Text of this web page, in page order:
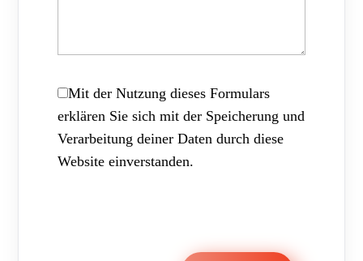
Mit der Nutzung dieses Formulars
erklären Sie sich mit der Speicherung und
Verarbeitung deiner Daten durch diese
Website einverstanden.